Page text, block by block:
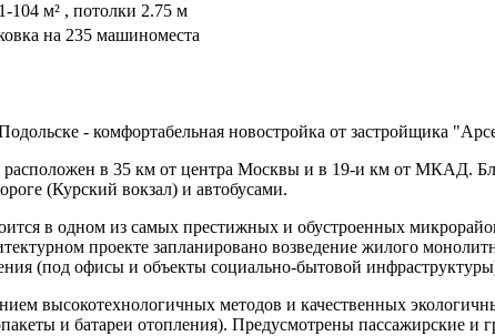
104 м² , потолки 2.75 м
на 235 машиноместа
- комфортабельная новостройка от застройщика
в 35 км от центра Москвы и в 19-и км от МКАД.
(Курский вокзал) и автобусами.
в одном из самых престижных и обустроенных
проекте запланировано возведение жилого
(под офисы и объекты социально-бытовой
высокотехнологичных методов и качественных
и батареи отопления). Предусмотрены пассажирские и